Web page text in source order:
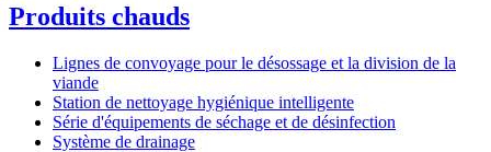
Produits chauds
Lignes de convoyage pour le désossage et la division de la
viande
Station de nettoyage hygiénique intelligente
Série d'équipements de séchage et de désinfection
Système de drainage